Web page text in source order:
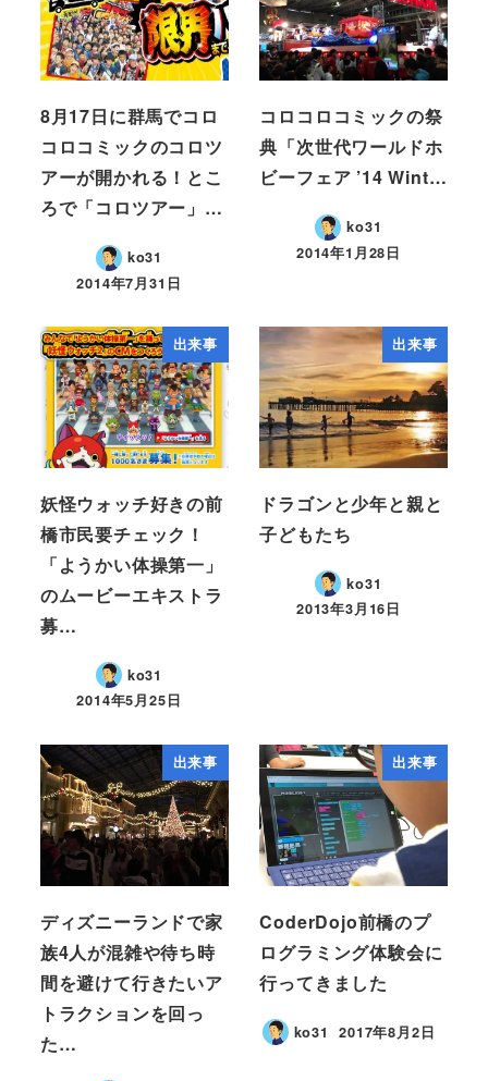
8月17日に群馬でコロ
コロコミックのコロツ
アーが開かれる！とこ
ろで「コロツアー」…
ko31
2014年7月31日
コロコロコミックの祭
典「次世代ワールドホ
ビーフェア ’14 Wint…
ko31
2014年1月28日
出来事
妖怪ウォッチ好きの前
橋市民要チェック！
「ようかい体操第一」
のムービーエキストラ
募…
ko31
2014年5月25日
出来事
ドラゴンと少年と親と
子どもたち
ko31
2013年3月16日
出来事
ディズニーランドで家
族4人が混雑や待ち時
間を避けて行きたいア
トラクションを回っ
た…
出来事
CoderDojo前橋のプ
ログラミング体験会に
行ってきました
ko31 2017年8月2日